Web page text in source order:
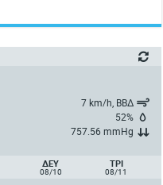
7 km/h, ΒΒΔ
52%
757.56 mmHg
ΔΕΥ
08/10
ΤΡΙ
08/11